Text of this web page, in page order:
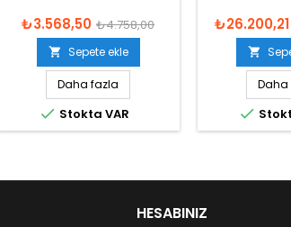
₺3.568,50 ₺4.758,00
 Sepete ekle
Daha fazla
 Stokta VAR
₺26.200,21

Daha

HESABINIZ